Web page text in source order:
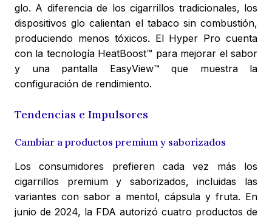
glo. A diferencia de los cigarrillos tradicionales, los
dispositivos glo calientan el tabaco sin combustión,
produciendo menos tóxicos. El Hyper Pro cuenta
con la tecnología HeatBoost™ para mejorar el sabor
y una pantalla EasyView™ que muestra la
configuración de rendimiento.
Tendencias e Impulsores
Cambiar a productos premium y saborizados
Los consumidores prefieren cada vez más los
cigarrillos premium y saborizados, incluidas las
variantes con sabor a mentol, cápsula y fruta. En
junio de 2024, la FDA autorizó cuatro productos de